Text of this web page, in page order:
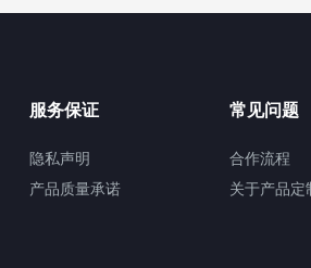
服务保证
隐私声明
产品质量承诺
常见问题
合作流程
关于产品定